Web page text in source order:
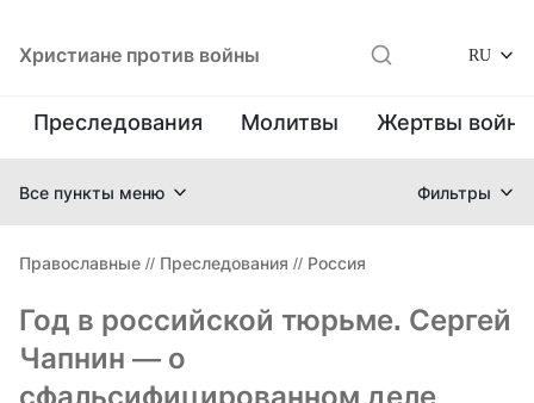
Христиане против войны RU
Преследования Молитвы Жертвы
Все пункты меню Фильтры
Православные // Преследования // Россия
Год в российской тюрьме. Сергей
Чапнин — о